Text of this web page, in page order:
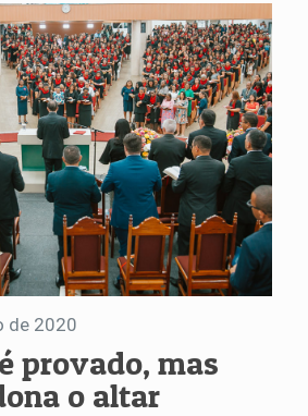
de 2020
provado, mas
o altar